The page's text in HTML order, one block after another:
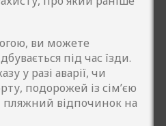
ви можете
під час їзди.
у разі аварії, чи
подорожей із сім’єю
пляжний відпочинок на